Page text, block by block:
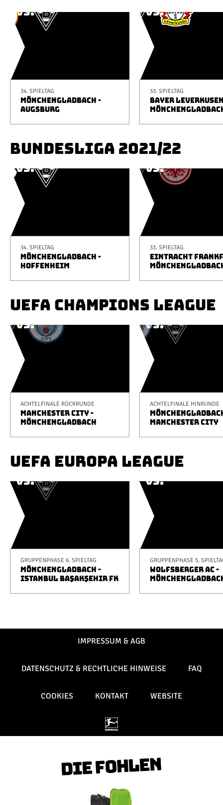
34. SPIELTAG
MÖNCHENGLADBACH -
AUGSBURG
33. SPIELTAG
BAYER
BUNDESLIGA 2021/22
34. SPIELTAG
MÖNCHENGLADBACH -
HOFFENHEIM
33. SPIELTAG
EINTRACHT
UEFA CHAMPIONS LEAGUE
ACHTELFINALE RÜCKRUNDE
MANCHESTER CITY -
MÖNCHENGLADBACH
ACHTELFINALE HINRUNDE
MANCHESTER CITY
UEFA EUROPA LEAGUE
GRUPPENPHASE 6. SPIELTAG
MÖNCHENGLADBACH -
ISTANBUL BAŞAKŞEHIR FK
GRUPPENPHASE 5.
WOLFSBERGER AC -
IMPRESSUM & AGB
DATENSCHUTZ & RECHTLICHE HINWEISE FAQ
COOKIES KONTAKT WEBSITE